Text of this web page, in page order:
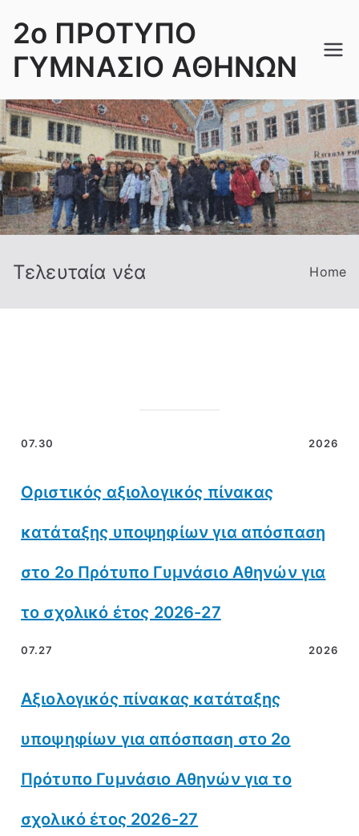
content
2ο ΠΡΟΤΥΠΟ
ΓΥΜΝΑΣΙΟ ΑΘΗΝΩΝ
Τελευταία νέα Home
07.30 2026
Οριστικός αξιολογικός πίνακας
κατάταξης υποψηφίων για απόσπαση
στο 2ο Πρότυπο Γυμνάσιο Αθηνών για
το σχολικό έτος 2026-27
07.27 2026
Αξιολογικός πίνακας κατάταξης
υποψηφίων για απόσπαση στο 2ο
Πρότυπο Γυμνάσιο Αθηνών για το
σχολικό έτος 2026-27